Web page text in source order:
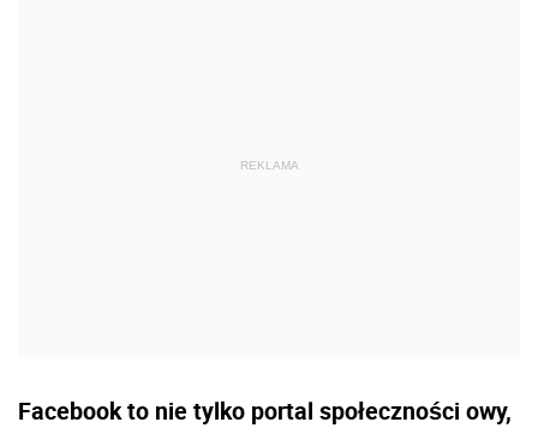
Facebook to nie tylko portal społeczności owy,